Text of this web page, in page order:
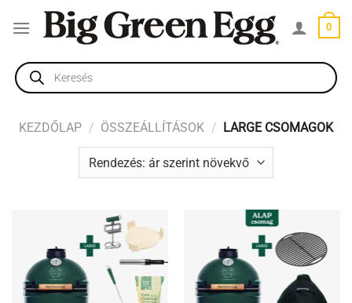
0
Products
search
KEZDŐLAP / ÖSSZEÁLLÍTÁSOK / LARGE CSOMAGOK